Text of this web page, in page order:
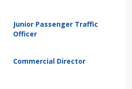
Junior Passenger Traffic
Officer
Commercial Director